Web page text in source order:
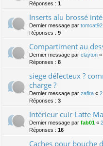
Réponses : 1
Inserts alu brossé
Dernier message par tomcat92
Réponses : 9
Compartiment au
Dernier message par clayton «
Réponses : 8
siege défecteux ?
charge ?
Dernier message par zafira «
Réponses : 3
Intérieur cuir Latte
Dernier message par fab01 «
Réponses : 16
Caches pour bouche